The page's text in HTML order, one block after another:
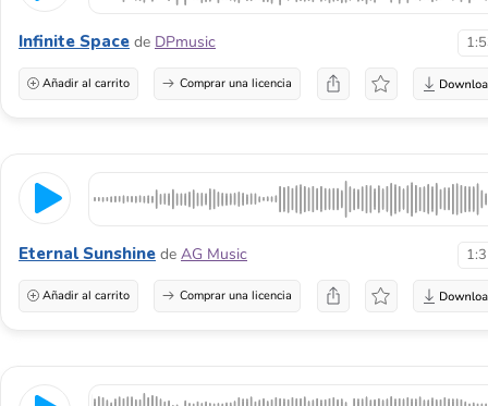
Infinite Space de DPmusic
Añadir al carrito Comprar una licencia
Eternal Sunshine de AG Music
Añadir al carrito Comprar una licencia